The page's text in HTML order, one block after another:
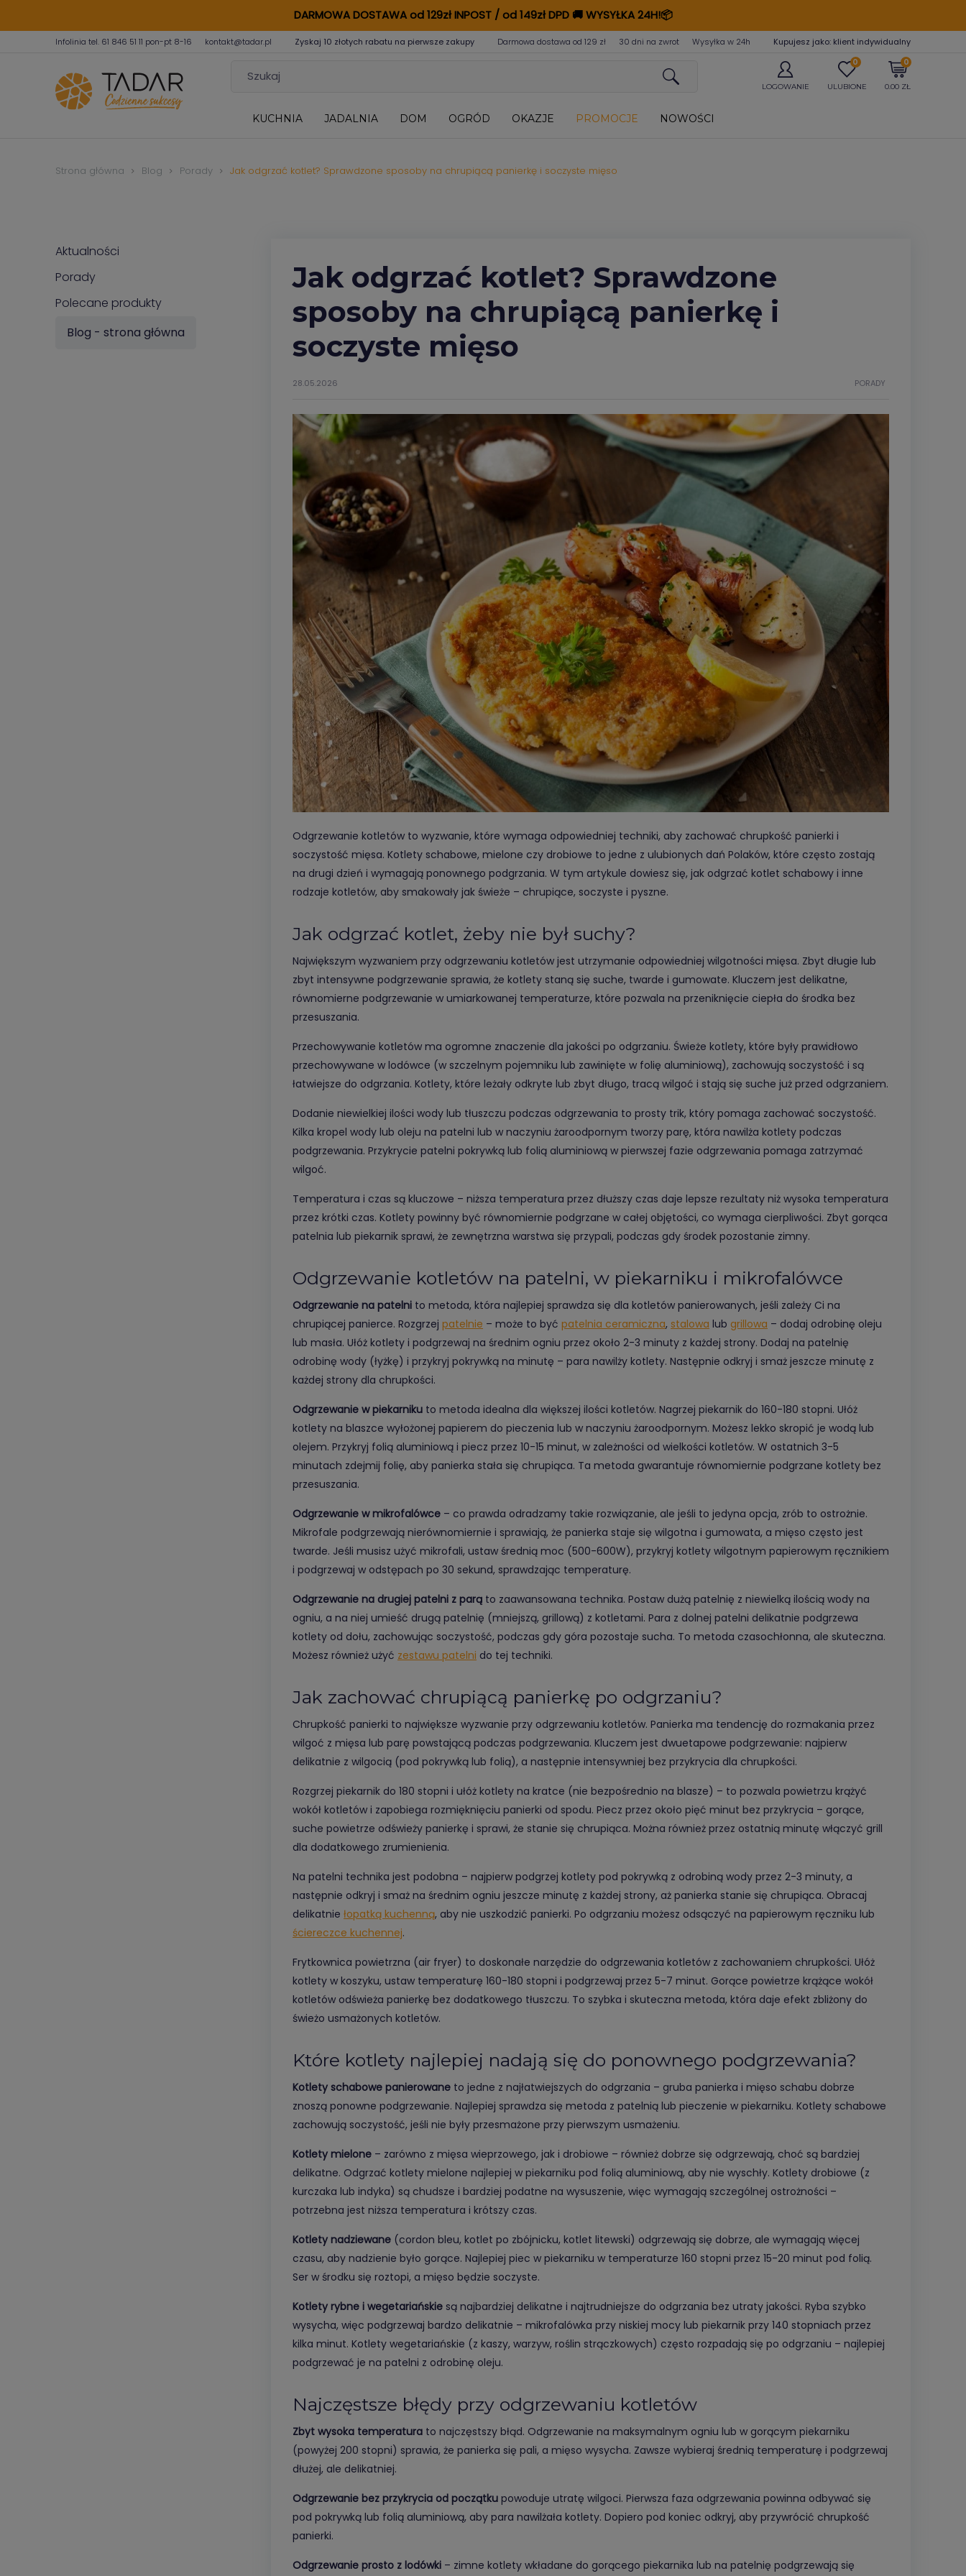
DARMOWA DOSTAWA od 129zł INPOST / od 149zł DPD🚚WYSYŁKA 24H!📦
Infolinia tel. 61 846 51 11 pon-pt 8-16 kontakt@tadar.pl Zyskaj 10 złotych rabatu na pierwsze zakupy Darmowa dostawa od 129 zł 30 dni na zwrot Wysyłka w 24h Kupujesz jako: klient indywidualny
LOGOWANIE
0
ULUBIONE
0
0.00 ZŁ
KUCHNIA JADALNIA DOM OGRÓD OKAZJE PROMOCJE NOWOŚCI
Strona główna Blog Porady Jak odgrzać kotlet? Sprawdzone sposoby na chrupiącą panierkę i soczyste mięso
Aktualności
Porady
Polecane produkty
Blog - strona główna
Jak odgrzać kotlet? Sprawdzone
sposoby na chrupiącą panierkę i
soczyste mięso
PORADY
28.05.2026
Odgrzewanie kotletów to wyzwanie, które wymaga odpowiedniej techniki, aby zachować chrupkość panierki i
soczystość mięsa. Kotlety schabowe, mielone czy drobiowe to jedne z ulubionych dań Polaków, które często zostają
na drugi dzień i wymagają ponownego podgrzania. W tym artykule dowiesz się, jak odgrzać kotlet schabowy i inne
rodzaje kotletów, aby smakowały jak świeże – chrupiące, soczyste i pyszne.
Jak odgrzać kotlet, żeby nie był suchy?
Największym wyzwaniem przy odgrzewaniu kotletów jest utrzymanie odpowiedniej wilgotności mięsa. Zbyt długie lub
zbyt intensywne podgrzewanie sprawia, że kotlety staną się suche, twarde i gumowate. Kluczem jest delikatne,
równomierne podgrzewanie w umiarkowanej temperaturze, które pozwala na przeniknięcie ciepła do środka bez
przesuszania.
Przechowywanie kotletów ma ogromne znaczenie dla jakości po odgrzaniu. Świeże kotlety, które były prawidłowo
przechowywane w lodówce (w szczelnym pojemniku lub zawinięte w folię aluminiową), zachowują soczystość i są
łatwiejsze do odgrzania. Kotlety, które leżały odkryte lub zbyt długo, tracą wilgoć i stają się suche już przed odgrzaniem.
Dodanie niewielkiej ilości wody lub tłuszczu podczas odgrzewania to prosty trik, który pomaga zachować soczystość.
Kilka kropel wody lub oleju na patelni lub w naczyniu żaroodpornym tworzy parę, która nawilża kotlety podczas
podgrzewania. Przykrycie patelni pokrywką lub folią aluminiową w pierwszej fazie odgrzewania pomaga zatrzymać
wilgoć.
Temperatura i czas są kluczowe – niższa temperatura przez dłuższy czas daje lepsze rezultaty niż wysoka temperatura
przez krótki czas. Kotlety powinny być równomiernie podgrzane w całej objętości, co wymaga cierpliwości. Zbyt gorąca
patelnia lub piekarnik sprawi, że zewnętrzna warstwa się przypali, podczas gdy środek pozostanie zimny.
Odgrzewanie kotletów na patelni, w piekarniku i mikrofalówce
Odgrzewanie na patelni to metoda, która najlepiej sprawdza się dla kotletów panierowanych, jeśli zależy Ci na
chrupiącej panierce. Rozgrzej patelnie – może to być patelnia ceramiczna, stalowa lub grillowa – dodaj odrobinę oleju
lub masła. Ułóż kotlety i podgrzewaj na średnim ogniu przez około 2-3 minuty z każdej strony. Dodaj na patelnię
odrobinę wody (łyżkę) i przykryj pokrywką na minutę – para nawilży kotlety. Następnie odkryj i smaż jeszcze minutę z
każdej strony dla chrupkości.
Odgrzewanie w piekarniku to metoda idealna dla większej ilości kotletów. Nagrzej piekarnik do 160-180 stopni. Ułóż
kotlety na blaszce wyłożonej papierem do pieczenia lub w naczyniu żaroodpornym. Możesz lekko skropić je wodą lub
olejem. Przykryj folią aluminiową i piecz przez 10-15 minut, w zależności od wielkości kotletów. W ostatnich 3-5
minutach zdejmij folię, aby panierka stała się chrupiąca. Ta metoda gwarantuje równomiernie podgrzane kotlety bez
przesuszania.
Odgrzewanie w mikrofalówce – co prawda odradzamy takie rozwiązanie, ale jeśli to jedyna opcja, zrób to ostrożnie.
Mikrofale podgrzewają nierównomiernie i sprawiają, że panierka staje się wilgotna i gumowata, a mięso często jest
twarde. Jeśli musisz użyć mikrofali, ustaw średnią moc (500-600W), przykryj kotlety wilgotnym papierowym ręcznikiem
i podgrzewaj w odstępach po 30 sekund, sprawdzając temperaturę.
Odgrzewanie na drugiej patelni z parą to zaawansowana technika. Postaw dużą patelnię z niewielką ilością wody na
ogniu, a na niej umieść drugą patelnię (mniejszą, grillową) z kotletami. Para z dolnej patelni delikatnie podgrzewa
kotlety od dołu, zachowując soczystość, podczas gdy góra pozostaje sucha. To metoda czasochłonna, ale skuteczna.
Możesz również użyć zestawu patelni do tej techniki.
Jak zachować chrupiącą panierkę po odgrzaniu?
Chrupkość panierki to największe wyzwanie przy odgrzewaniu kotletów. Panierka ma tendencję do rozmakania przez
wilgoć z mięsa lub parę powstającą podczas podgrzewania. Kluczem jest dwuetapowe podgrzewanie: najpierw
delikatnie z wilgocią (pod pokrywką lub folią), a następnie intensywniej bez przykrycia dla chrupkości.
Rozgrzej piekarnik do 180 stopni i ułóż kotlety na kratce (nie bezpośrednio na blasze) – to pozwala powietrzu krążyć
wokół kotletów i zapobiega rozmięknięciu panierki od spodu. Piecz przez około pięć minut bez przykrycia – gorące,
suche powietrze odświeży panierkę i sprawi, że stanie się chrupiąca. Można również przez ostatnią minutę włączyć grill
dla dodatkowego zrumienienia.
Na patelni technika jest podobna – najpierw podgrzej kotlety pod pokrywką z odrobiną wody przez 2-3 minuty, a
następnie odkryj i smaż na średnim ogniu jeszcze minutę z każdej strony, aż panierka stanie się chrupiąca. Obracaj
delikatnie łopatką kuchenną, aby nie uszkodzić panierki. Po odgrzaniu możesz odsączyć na papierowym ręczniku lub
ściereczce kuchennej.
Frytkownica powietrzna (air fryer) to doskonałe narzędzie do odgrzewania kotletów z zachowaniem chrupkości. Ułóż
kotlety w koszyku, ustaw temperaturę 160-180 stopni i podgrzewaj przez 5-7 minut. Gorące powietrze krążące wokół
kotletów odświeża panierkę bez dodatkowego tłuszczu. To szybka i skuteczna metoda, która daje efekt zbliżony do
świeżo usmażonych kotletów.
Które kotlety najlepiej nadają się do ponownego podgrzewania?
Kotlety schabowe panierowane to jedne z najłatwiejszych do odgrzania – gruba panierka i mięso schabu dobrze
znoszą ponowne podgrzewanie. Najlepiej sprawdza się metoda z patelnią lub pieczenie w piekarniku. Kotlety schabowe
zachowują soczystość, jeśli nie były przesmażone przy pierwszym usmażeniu.
Kotlety mielone – zarówno z mięsa wieprzowego, jak i drobiowe – również dobrze się odgrzewają, choć są bardziej
delikatne. Odgrzać kotlety mielone najlepiej w piekarniku pod folią aluminiową, aby nie wyschły. Kotlety drobiowe (z
kurczaka lub indyka) są chudsze i bardziej podatne na wysuszenie, więc wymagają szczególnej ostrożności –
potrzebna jest niższa temperatura i krótszy czas.
Kotlety nadziewane (cordon bleu, kotlet po zbójnicku, kotlet litewski) odgrzewają się dobrze, ale wymagają więcej
czasu, aby nadzienie było gorące. Najlepiej piec w piekarniku w temperaturze 160 stopni przez 15-20 minut pod folią.
Ser w środku się roztopi, a mięso będzie soczyste.
Kotlety rybne i wegetariańskie są najbardziej delikatne i najtrudniejsze do odgrzania bez utraty jakości. Ryba szybko
wysycha, więc podgrzewaj bardzo delikatnie – mikrofalówka przy niskiej mocy lub piekarnik przy 140 stopniach przez
kilka minut. Kotlety wegetariańskie (z kaszy, warzyw, roślin strączkowych) często rozpadają się po odgrzaniu – najlepiej
podgrzewać je na patelni z odrobinę oleju.
Najczęstsze błędy przy odgrzewaniu kotletów
Zbyt wysoka temperatura to najczęstszy błąd. Odgrzewanie na maksymalnym ogniu lub w gorącym piekarniku
(powyżej 200 stopni) sprawia, że panierka się pali, a mięso wysycha. Zawsze wybieraj średnią temperaturę i podgrzewaj
dłużej, ale delikatniej.
Odgrzewanie bez przykrycia od początku powoduje utratę wilgoci. Pierwsza faza odgrzewania powinna odbywać się
pod pokrywką lub folią aluminiową, aby para nawilżała kotlety. Dopiero pod koniec odkryj, aby przywrócić chrupkość
panierki.
Odgrzewanie prosto z lodówki – zimne kotlety wkładane do gorącego piekarnika lub na patelnię podgrzewają się